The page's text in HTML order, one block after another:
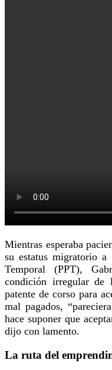
Mientras esperaba
su estatus migratorio a
Temporal (PPT),
condición irregular de
patente de corso para
mal pagados,
hace suponer que
dijo con lamento.
La ruta del